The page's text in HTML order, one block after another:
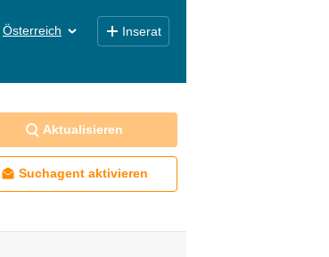
Österreich Inserat
Aktualisieren
Suchagent aktivieren